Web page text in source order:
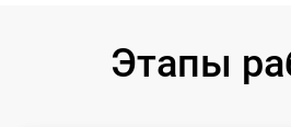
Этапы